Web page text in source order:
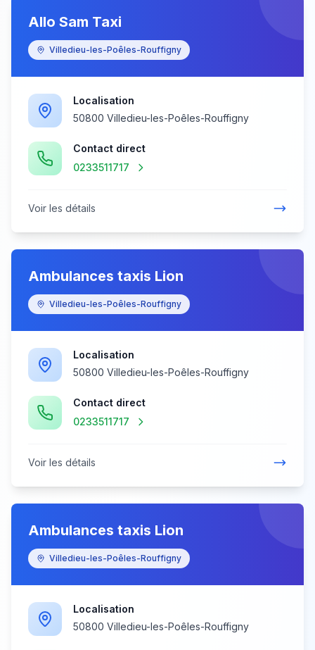
Allo Sam Taxi
Villedieu-les-Poêles-Rouffigny
Localisation
50800 Villedieu-les-Poêles-Rouffigny
Contact direct
0233511717
Voir les détails
Ambulances taxis Lion
Villedieu-les-Poêles-Rouffigny
Localisation
50800 Villedieu-les-Poêles-Rouffigny
Contact direct
0233511717
Voir les détails
Ambulances taxis Lion
Villedieu-les-Poêles-Rouffigny
Localisation
50800 Villedieu-les-Poêles-Rouffigny